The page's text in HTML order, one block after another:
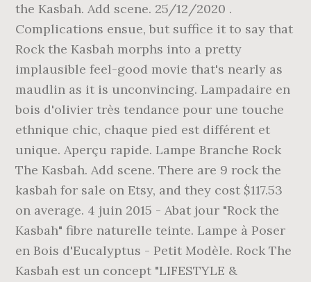
the Kasbah. Add scene. 25/12/2020 .
Complications ensue, but suffice it to say that
Rock the Kasbah morphs into a pretty
implausible feel-good movie that's nearly as
maudlin as it is unconvincing. Lampadaire en
bois d'olivier très tendance pour une touche
ethnique chic, chaque pied est différent et
unique. Aperçu rapide. Lampe Branche Rock
The Kasbah. Add scene. There are 9 rock the
kasbah for sale on Etsy, and they cost $117.53
on average. 4 juin 2015 - Abat jour "Rock the
Kasbah" fibre naturelle teinte. Lampe à Poser
en Bois d'Eucalyptus - Petit Modèle. Rock The
Kasbah est un concept "LIFESTYLE &